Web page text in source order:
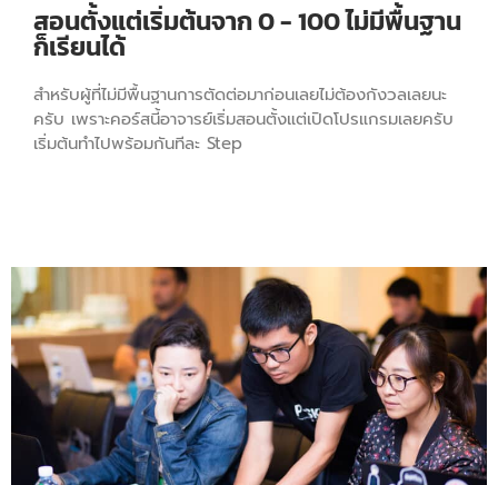
สอนตั้งแต่เริ่มต้นจาก 0 - 100 ไม่มีพื้นฐาน
ก็เรียนได้
สำหรับผู้ที่ไม่มีพื้นฐานการตัดต่อมาก่อนเลยไม่ต้องกังวลเลยนะ
ครับ เพราะคอร์สนี้อาจารย์เริ่มสอนตั้งแต่เปิดโปรแกรมเลยครับ
เริ่มต้นทำไปพร้อมกันทีละ Step